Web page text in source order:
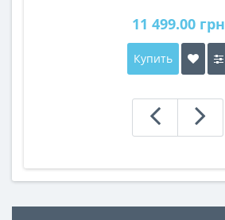
11 499.00 грн
Купить